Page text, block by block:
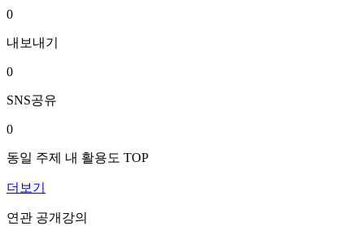
0
내보내기
0
SNS공유
0
동일 주제 내 활용도 TOP
더보기
연관 공개강의